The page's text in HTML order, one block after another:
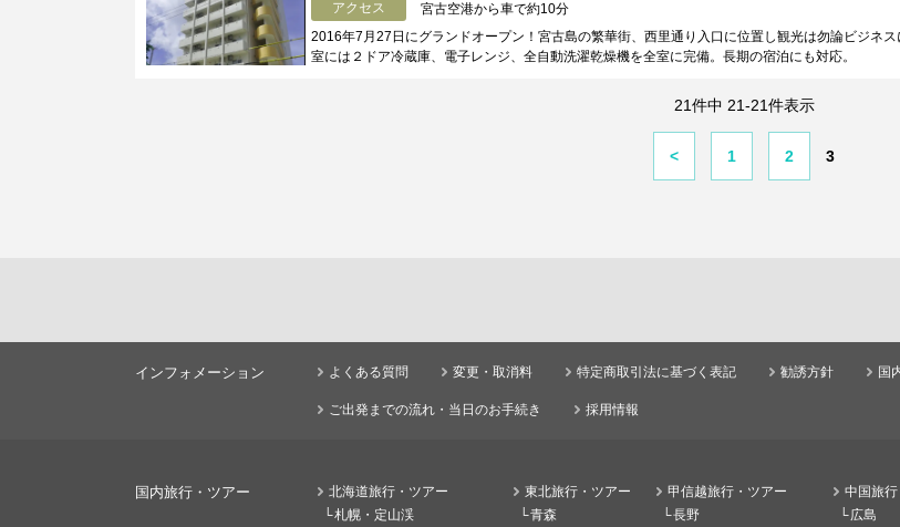
アクセス
宮古空港から車で約10分
2016年7月27日にグランドオープン！宮古島の繁華街、西里通り入口に位置し観光は勿論ビジネ
室には２ドア冷蔵庫、電子レンジ、全自動洗濯乾燥機を全室に完備。長期の宿泊にも対応。
21件中 21-21件表示
< 1 2 3
インフォメーション よくある質問 変更・取消料 特定商取引法に基づく表記 勧誘方針 国
ご出発までの流れ・当日のお手続き 採用情報
国内旅行・ツアー
北海道旅行・ツアー
札幌・定山渓
東北旅行・ツアー
青森
甲信越旅行・ツアー
長野
中国旅
広島